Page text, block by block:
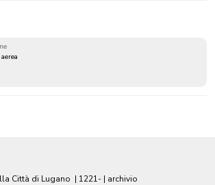
Città di Lugano | 1221- | archivio